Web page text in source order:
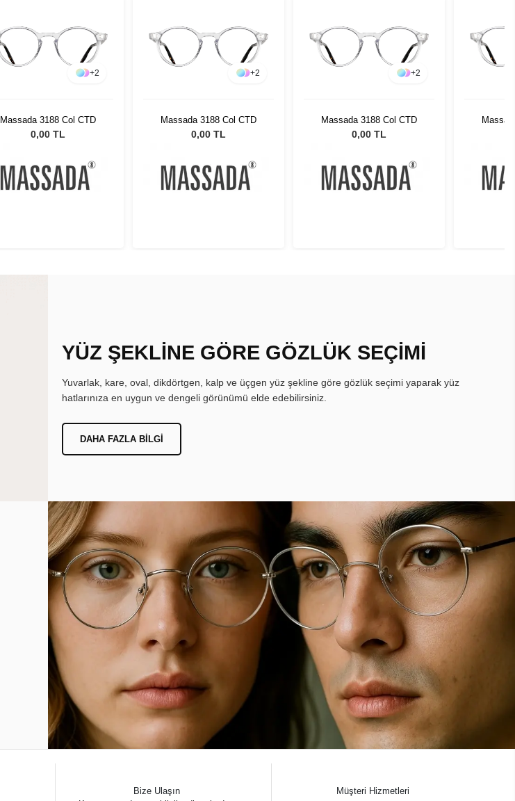
+2
Massada 3188 Col CTD
0,00 TL
+2
Massada 3188 Col CTD
0,00 TL
+2
Massada 3188 Col CTD
0,00 TL
YÜZ ŞEKLİNE GÖRE GÖZLÜK SEÇİMİ
Yuvarlak, kare, oval, dikdörtgen, kalp ve üçgen yüz şekline göre gözlük seçimi yaparak yüz
hatlarınıza en uygun ve dengeli görünümü elde edebilirsiniz.
DAHA FAZLA BILGI
Bize Ulaşın
Müşteri Hizmetleri